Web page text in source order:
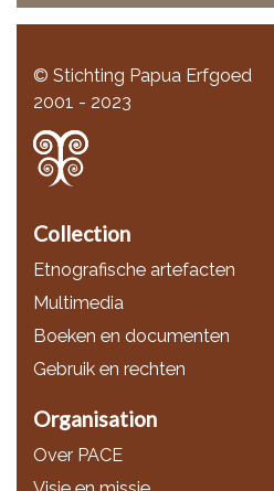
© Stichting Papua Erfgoed
2001 - 2023
Collection
Etnografische artefacten
Multimedia
Boeken en documenten
Gebruik en rechten
Organisation
Over PACE